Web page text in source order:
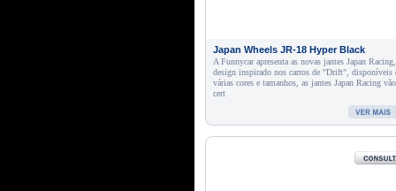
Japan Wheels JR-18 Hyper Black
A Funnycar apresenta as novas jantes Japan
design inspirado nos carros de "Drift", disponíveis
várias cores e tamanhos, as jantes Japan Racing
cert